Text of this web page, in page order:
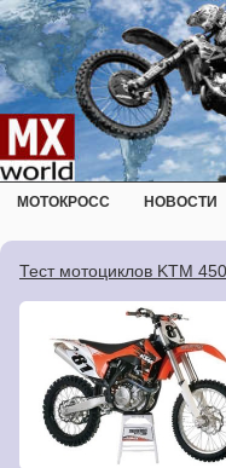
МОТОКРОСС НОВОСТИ
Тест мотоциклов KTM